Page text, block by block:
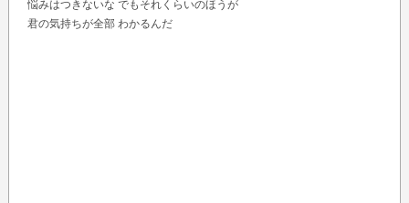
悩みはつきないな でもそれくらいのほうが
君の気持ちが全部 わかるんだ